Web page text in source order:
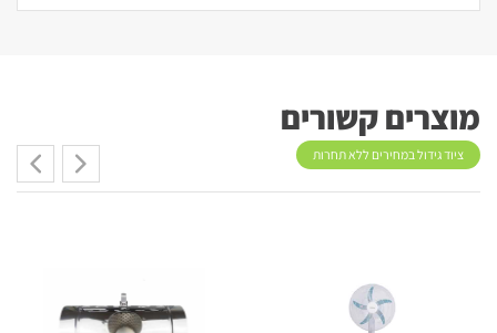
מוצרים קשורים
ציוד גידול במחירים ללא תחרות